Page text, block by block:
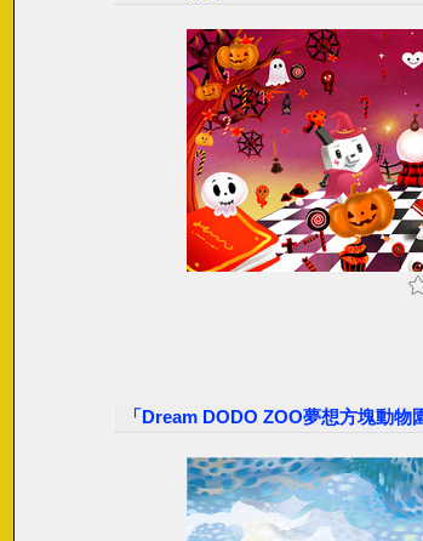
「Dream DODO ZOO夢想方塊動